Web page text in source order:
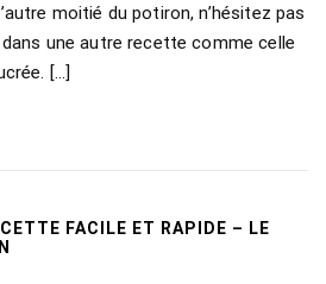
moitié du potiron, n’hésitez pas
une autre recette comme celle
[…]
FACILE ET RAPIDE – LE